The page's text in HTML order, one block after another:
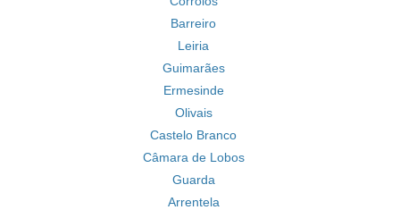
Barreiro
Leiria
Guimarães
Ermesinde
Olivais
Castelo Branco
Câmara de Lobos
Guarda
Arrentela